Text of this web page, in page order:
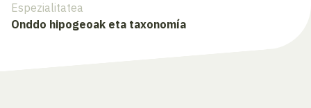
Espezialitatea
Onddo hipogeoak eta taxonomía